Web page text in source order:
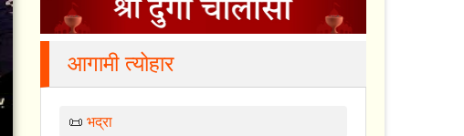
आगामी त्योहार
📜भद्रा